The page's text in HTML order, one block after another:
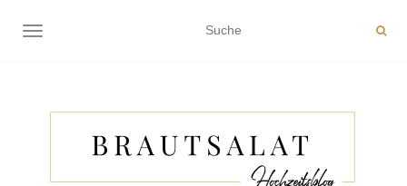
NAVIGATION EIN-/AUSSCHALTEN